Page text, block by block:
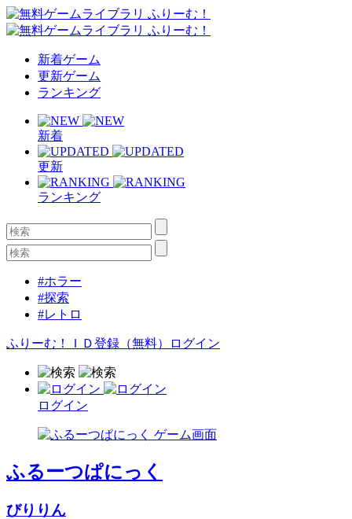
新着ゲーム
更新ゲーム
ランキング
新着
更新
ランキング
#ホラー
#探索
#レトロ
ふりーむ！ＩＤ登録（無料） ログイン
ログイン
ふるーつぱにっく
びりりん